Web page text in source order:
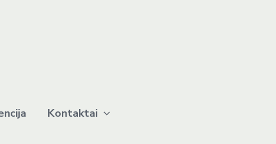
Kontaktai